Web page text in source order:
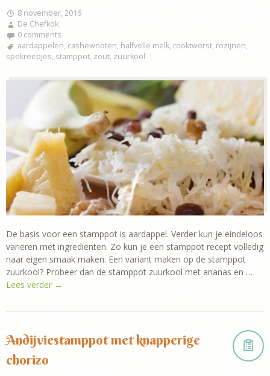
8 november, 2016
De Chefkok
0 comments
aardappelen, cashewnoten, halfvolle melk, rooktworst, rozijnen,
spekreepjes, stamppot, zout, zuurkool
De basis voor een stamppot is aardappel. Verder kun je eindeloos
variëren met ingrediënten. Zo kun je een stamppot recept volledig
naar eigen smaak maken. Een variant maken op de stamppot
zuurkool? Probeer dan de stamppot zuurkool met ananas en …
Lees verder →
Andijviestamppot met knapperige
chorizo